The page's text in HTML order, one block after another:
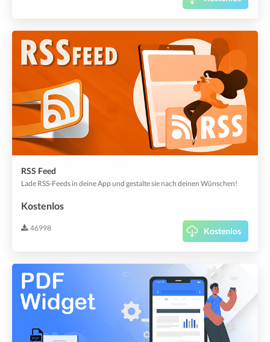
RSS Feed
Lade RSS-Feeds in deine App und gestalte sie nach deinen Wünschen!
Kostenlos
46998 Kostenlos